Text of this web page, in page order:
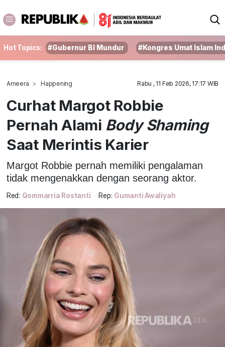
Hot Topics: #Gubernur BI Mundur #Kongres Umat Islam
Ameera Happening Rabu , 11 Feb 2026, 17:17 WIB
Curhat Margot Robbie
Pernah Alami Body Shaming
Saat Merintis Karier
Margot Robbie pernah memiliki pengalaman
tidak mengenakkan dengan seorang aktor.
Red: Qommarria Rostanti Rep: Gumanti Awaliyah